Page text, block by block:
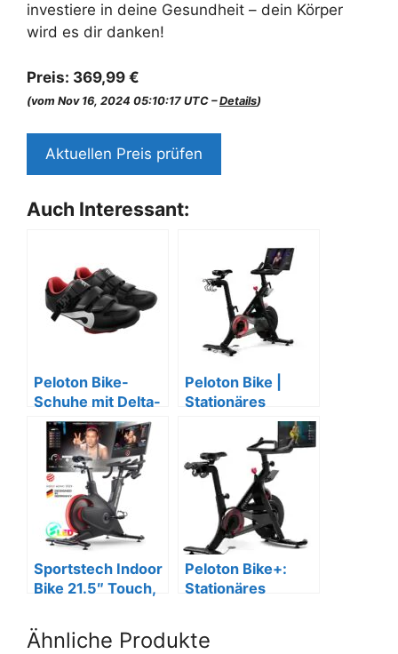
investiere in deine Gesundheit – dein Körper
wird es dir danken!
Preis: 369,99 €
(vom Nov 16, 2024 05:10:17 UTC –Details)
Aktuellen Preis prüfen
Auch Interessant:
Peloton Bike-
Schuhe mit Delta-
kompatiblen
Cleats
Peloton Bike |
Stationäres
Indoor-Fahrrad
Touchscreen
Sportstech Indoor
Bike 21.5″ Touch,
LED.
Peloton Bike+:
Stationäres
Ähnliche Produkte